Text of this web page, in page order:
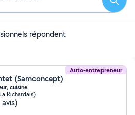
répondent
Auto-entrepreneur
(Samconcept)
cuisine
Richardais)
avis)